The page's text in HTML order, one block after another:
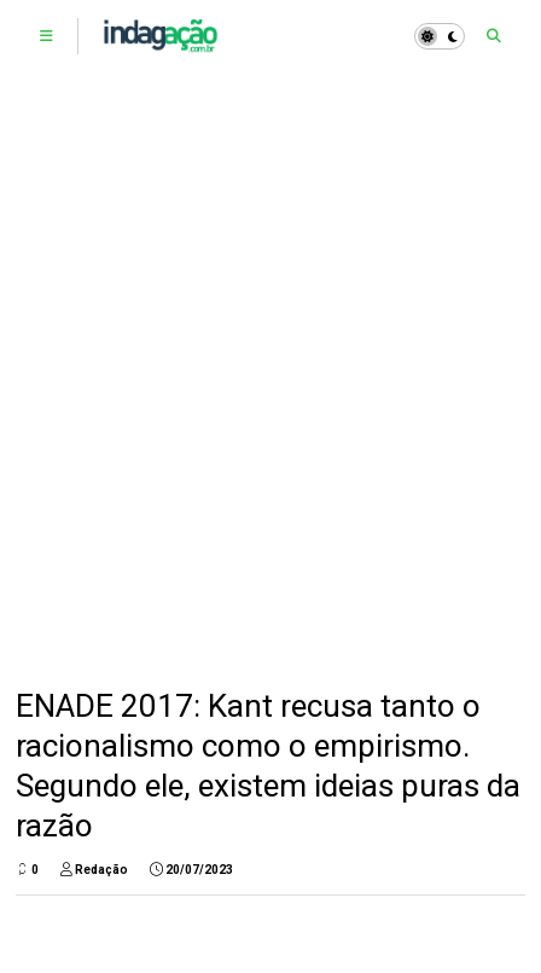
ENADE 2017: Kant recusa tanto o
racionalismo como o empirismo.
Segundo ele, existem ideias puras da
razão
0 Redação 20/07/2023